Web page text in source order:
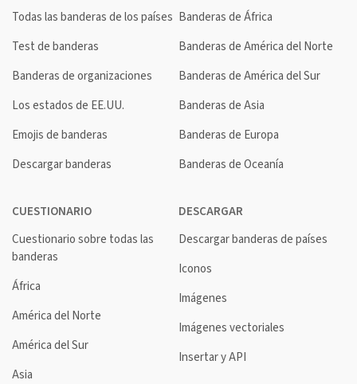
Todas las banderas de los países
Test de banderas
Banderas de organizaciones
Los estados de EE.UU.
Emojis de banderas
Descargar banderas
Banderas de África
Banderas de América del Norte
Banderas de América del Sur
Banderas de Asia
Banderas de Europa
Banderas de Oceanía
CUESTIONARIO
Cuestionario sobre todas las
banderas
África
América del Norte
América del Sur
Asia
DESCARGAR
Descargar banderas de países
Iconos
Imágenes
Imágenes vectoriales
Insertar y API